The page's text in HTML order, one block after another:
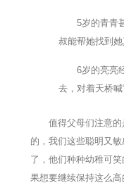
5岁的青青
叔能帮她找到她
6岁的亮亮
去，对着天桥
值得父母们注意
的，我们这些聪明又
了，他们种种幼稚可
果想要继续保持这么